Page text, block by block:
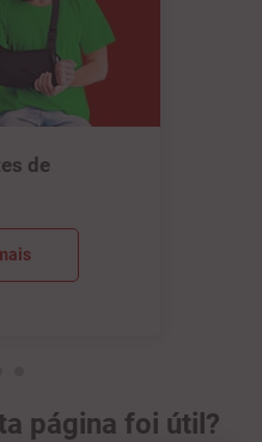
de
página foi útil?